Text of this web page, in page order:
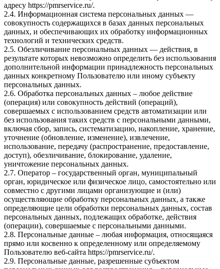
адресу https://pmrservice.ru/.
2.4. Информационная система персональных данных —
совокупность содержащихся в базах данных персональных
данных, и обеспечивающих их обработку информационных
технологий и технических средств.
2.5. Обезличивание персональных данных — действия, в
результате которых невозможно определить без использования
дополнительной информации принадлежность персональных
данных конкретному Пользователю или иному субъекту
персональных данных.
2.6. Обработка персональных данных – любое действие
(операция) или совокупность действий (операций),
совершаемых с использованием средств автоматизации или
без использования таких средств с персональными данными,
включая сбор, запись, систематизацию, накопление, хранение,
уточнение (обновление, изменение), извлечение,
использование, передачу (распространение, предоставление,
доступ), обезличивание, блокирование, удаление,
уничтожение персональных данных.
2.7. Оператор – государственный орган, муниципальный
орган, юридическое или физическое лицо, самостоятельно или
совместно с другими лицами организующие и (или)
осуществляющие обработку персональных данных, а также
определяющие цели обработки персональных данных, состав
персональных данных, подлежащих обработке, действия
(операции), совершаемые с персональными данными.
2.8. Персональные данные – любая информация, относящаяся
прямо или косвенно к определенному или определяемому
Пользователю веб-сайта https://pmrservice.ru/.
2.9. Персональные данные, разрешенные субъектом